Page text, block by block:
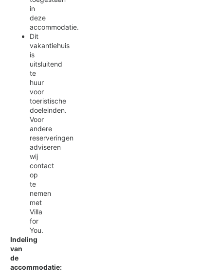
in
deze
accommodatie.
Dit
vakantiehuis
is
uitsluitend
te
huur
voor
toeristische
doeleinden.
Voor
andere
reserveringen
adviseren
wij
contact
op
te
nemen
met
Villa
for
You.
Indeling
van
de
accommodatie: